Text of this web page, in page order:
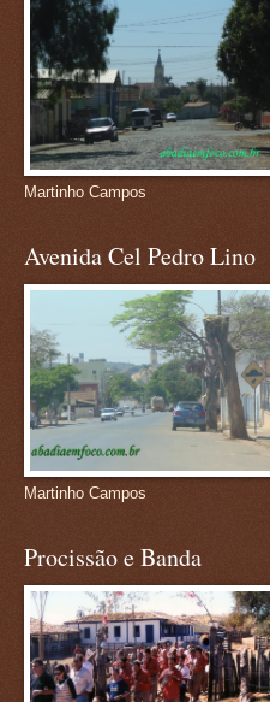
Martinho Campos
Avenida Cel Pedro Lino
Martinho Campos
Procissão e Banda